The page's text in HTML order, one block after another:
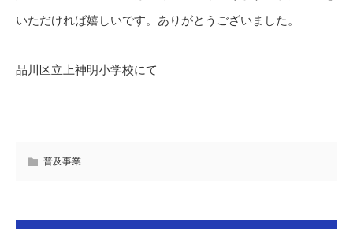
いただければ嬉しいです。ありがとうございました。
品川区立上神明小学校にて
普及事業